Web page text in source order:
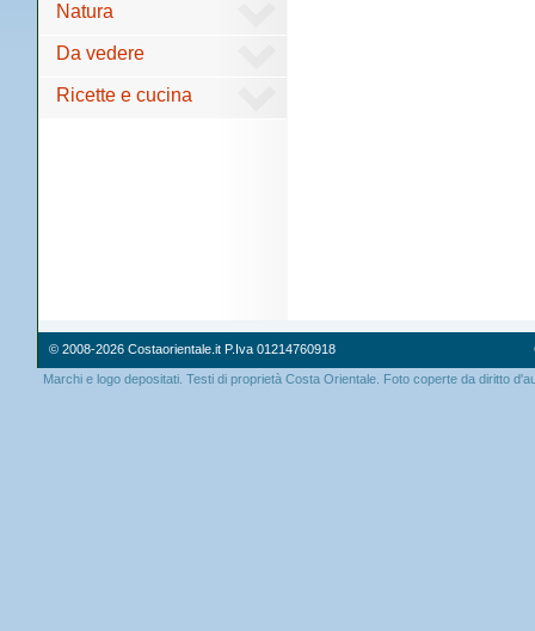
Natura
Da vedere
Ricette e cucina
© 2008-2026 Costaorientale.it P.Iva 01214760918
Marchi e logo depositati. Testi di proprietà Costa Orientale. Foto coperte da diritto